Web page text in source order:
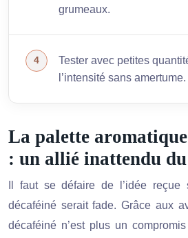
grumeaux.
Tester avec petites
l’intensité sans amertume.
La palette
: un allié inattendu
Il faut se défaire de l’idée
décaféiné serait fade. Grâce aux
décaféiné n’est plus un